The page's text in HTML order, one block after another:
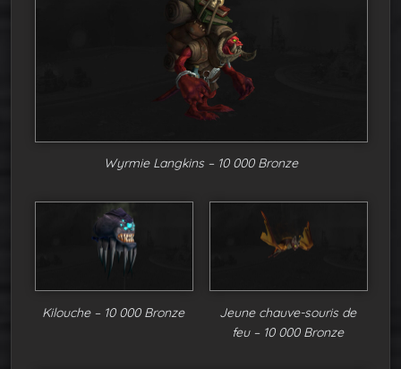
Wyrmie Langkins – 10 000 Bronze
Kilouche – 10 000 Bronze
Jeune chauve-souris de
feu – 10 000 Bronze